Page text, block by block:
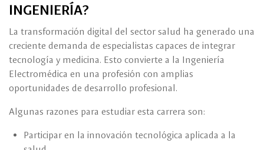
INGENIERÍA?
La transformación digital del sector salud ha generado una
creciente demanda de especialistas capaces de integrar
tecnología y medicina. Esto convierte a la Ingeniería
Electromédica en una profesión con amplias
oportunidades de desarrollo profesional.
Algunas razones para estudiar esta carrera son:
Participar en la innovación tecnológica aplicada a la